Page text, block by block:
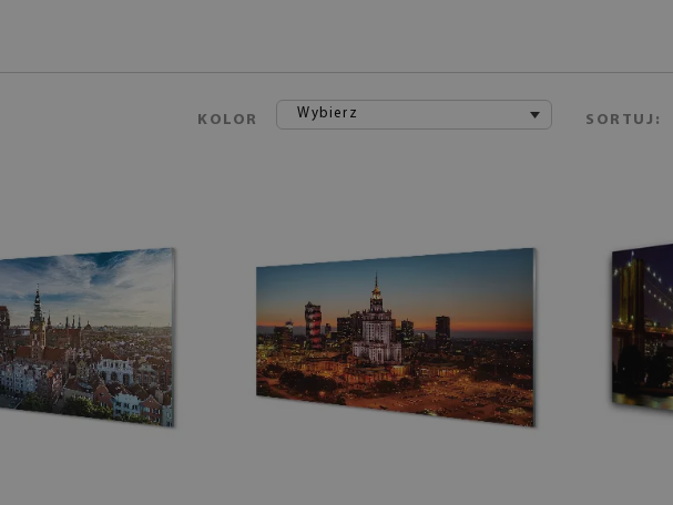
KOLOR Wybierz SORTUJ: